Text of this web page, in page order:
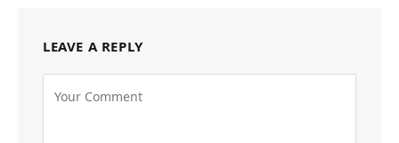
LEAVE A REPLY